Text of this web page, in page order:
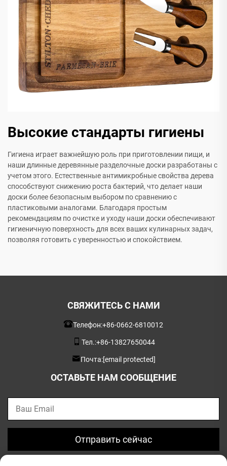
Высокие стандарты гигиены
Гигиена играет важнейшую роль при приготовлении пищи, и
наши длинные деревянные разделочные доски разработаны с
учетом этого. Естественные антимикробные свойства дерева
способствуют снижению роста бактерий, что делает наши
доски более безопасным выбором по сравнению с
пластиковыми аналогами. Благодаря простым
рекомендациям по очистке и уходу наши доски обеспечивают
гигиеничную поверхность для всех ваших кулинарных задач,
позволяя готовить с уверенностью и спокойствием.
СВЯЖИТЕСЬ С НАМИ
Телефон:+86-0662-6810012
Тел.:+86-13827650044
Почта:[email protected]
ОСТАВЬТЕ НАМ СООБЩЕНИЕ
Отправить сейчас